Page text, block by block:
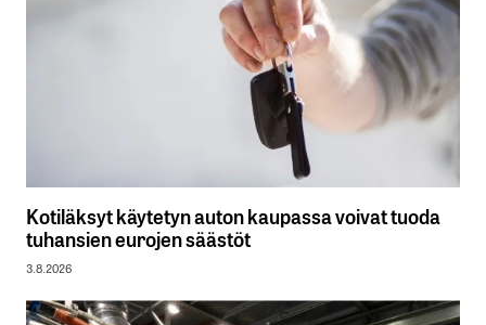
Kotiläksyt käytetyn auton kaupassa voivat tuoda
tuhansien eurojen säästöt
3.8.2026